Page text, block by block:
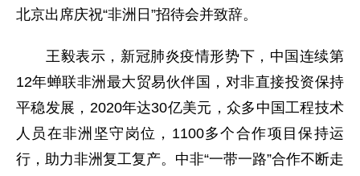
北京出席庆祝“非洲日”招待会并致辞。
王毅表示，新冠肺炎疫情形势下，中国连续第
12年蝉联非洲最大贸易伙伴国，对非直接投资保持
平稳发展，2020年达30亿美元，众多中国工程技术
人员在非洲坚守岗位，1100多个合作项目保持运
行，助力非洲复工复产。中非“一带一路”合作不断走